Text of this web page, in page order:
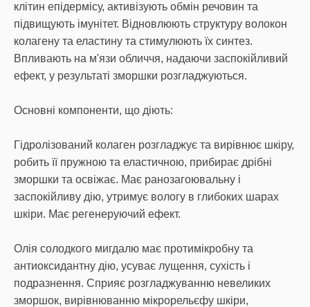
клітин епідермісу, активізують обмін речовин та
підвищують імунітет. Відновлюють структуру волокон
колагену та еластину та стимулюють їх синтез.
Впливають на м'язи обличчя, надаючи заспокійливий
ефект, у результаті зморшки розгладжуються.
Основні компоненти, що діють:
Гідролізований колаген розгладжує та вирівнює шкіру,
робить її пружною та еластичною, прибирає дрібні
зморшки та освіжає. Має ранозагоювальну і
заспокійливу дію, утримує вологу в глибоких шарах
шкіри. Має регенеруючий ефект.
Олія солодкого мигдалю має протимікробну та
антиоксидантну дію, усуває лущення, сухість і
подразнення. Сприяє розгладжуванню невеликих
зморшок, вирівнюванню мікрорельєфу шкіри,